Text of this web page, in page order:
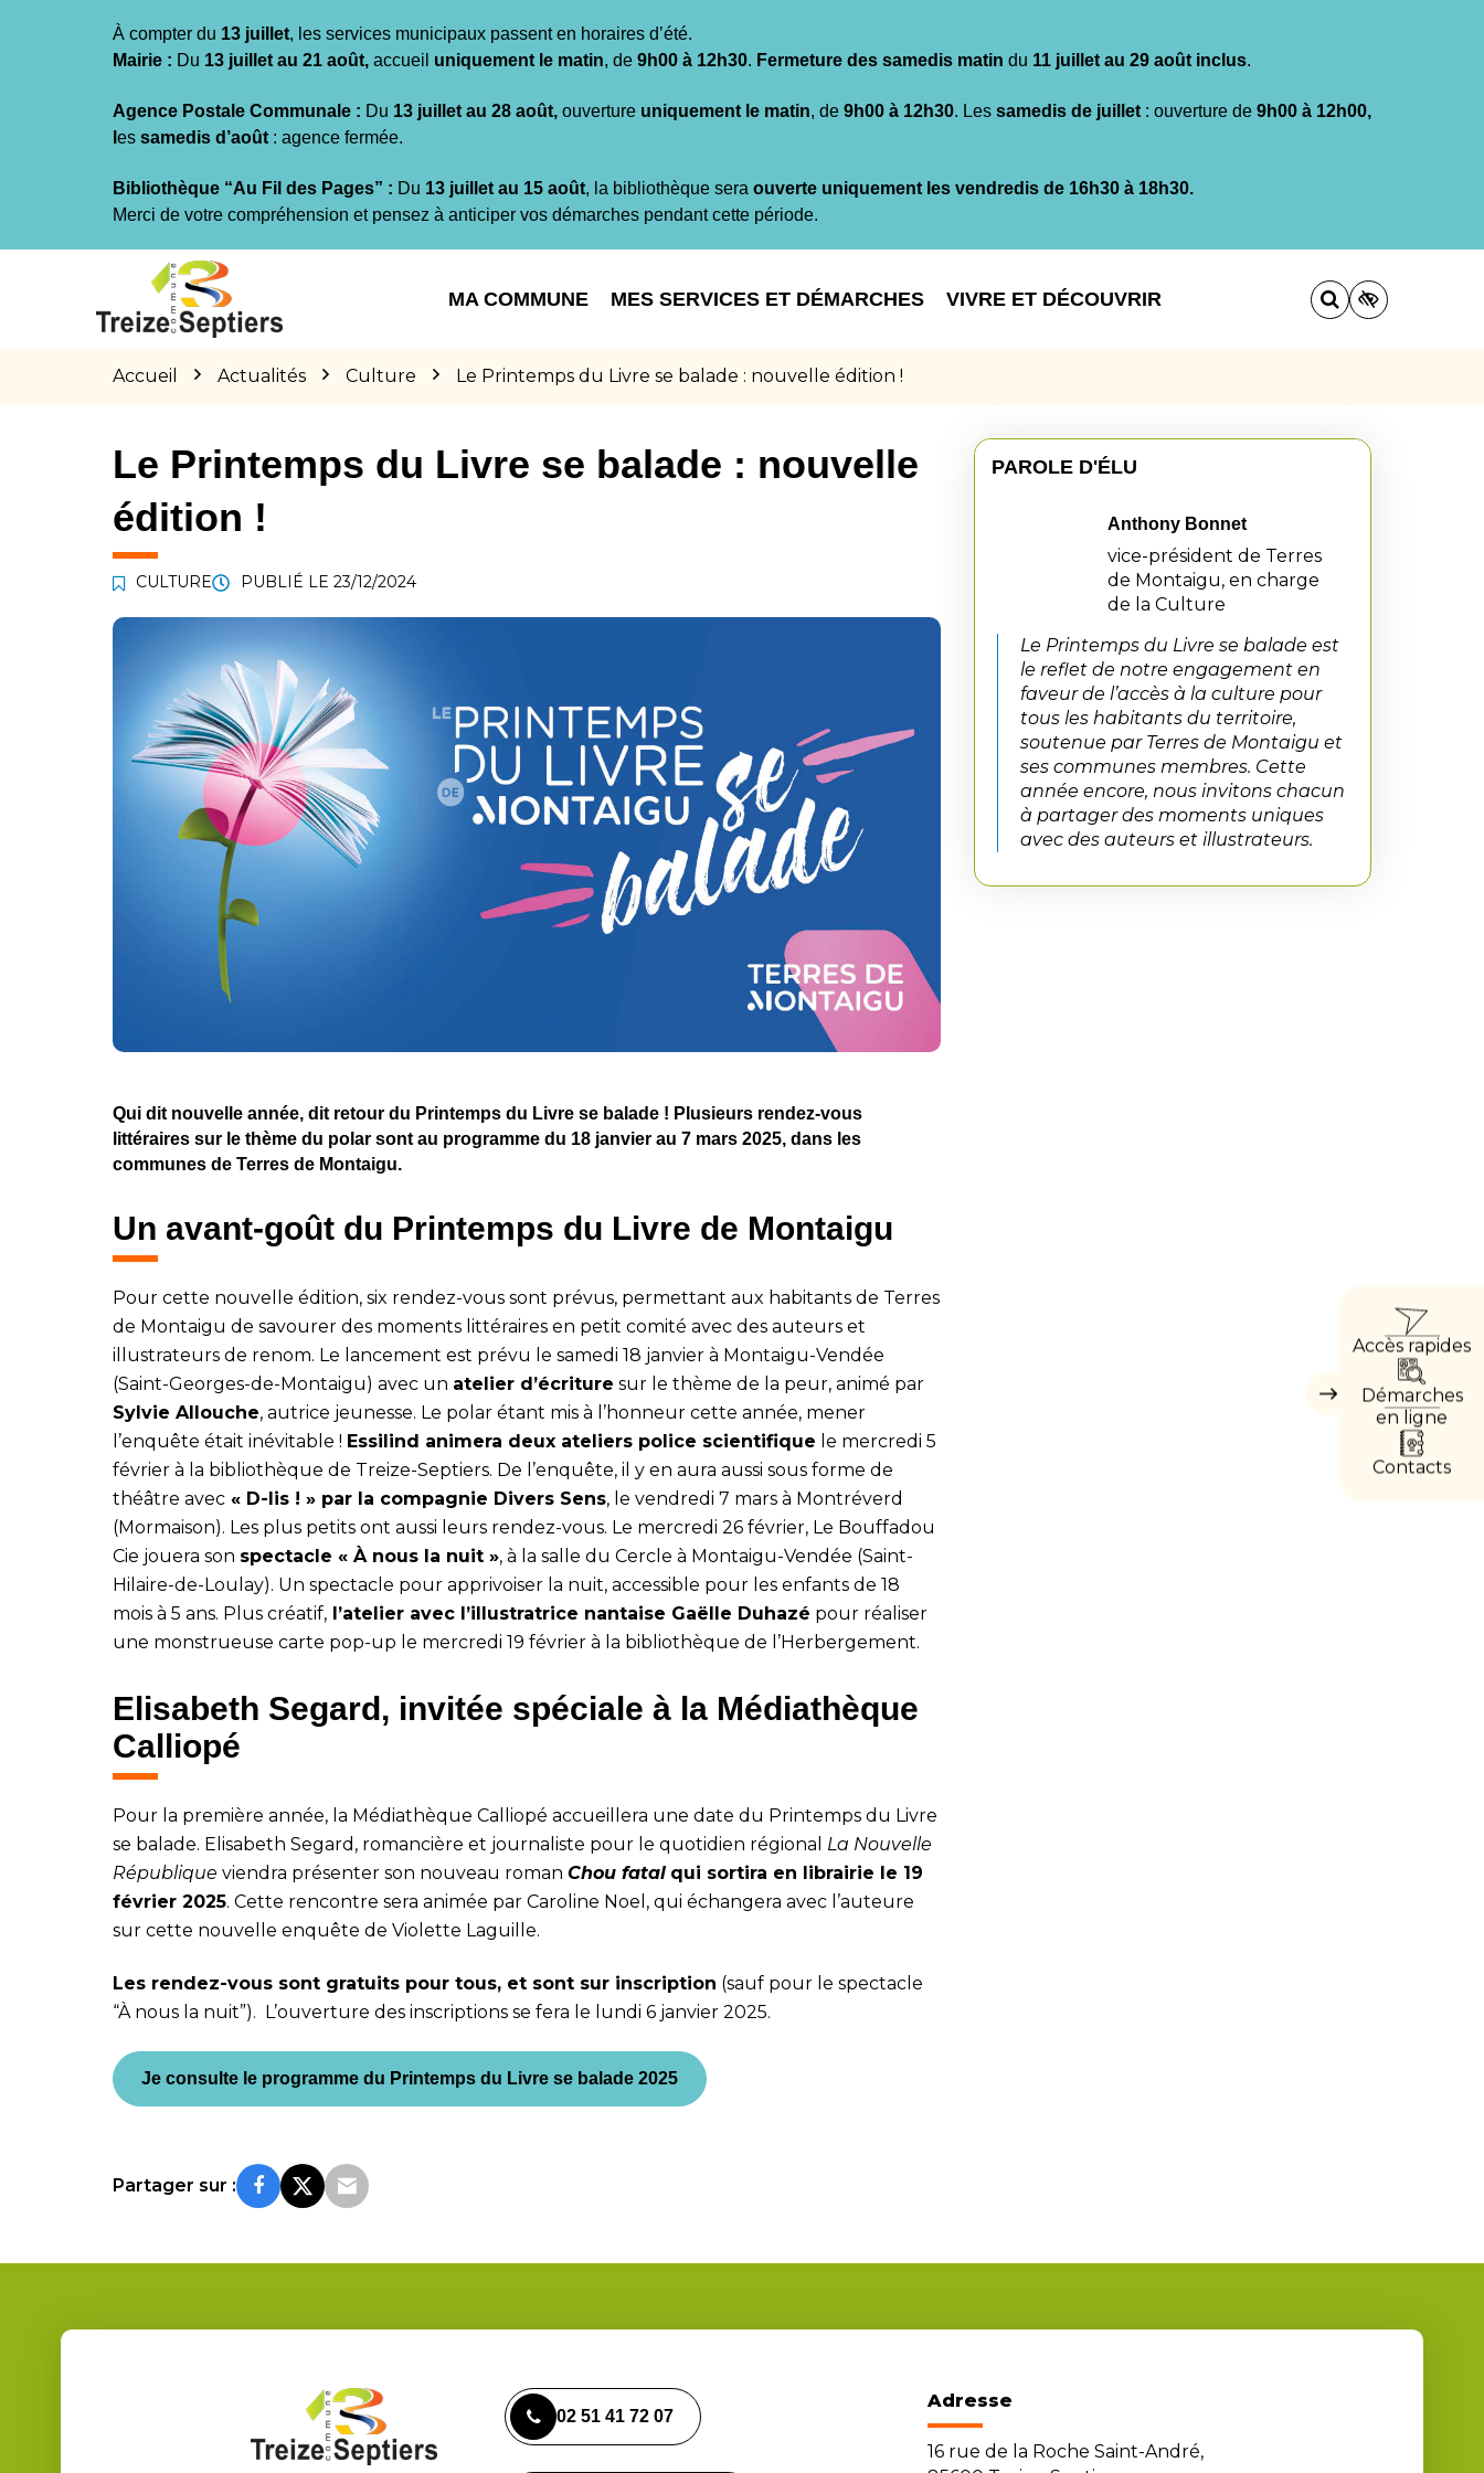
À compter du 13 juillet, les services municipaux passent en horaires d’été.
Mairie : Du 13 juillet au 21 août, accueil uniquement le matin, de 9h00 à 12h30. Fermeture des samedis matin du 11 juillet au 29 août inclus.
Agence Postale Communale : Du 13 juillet au 28 août, ouverture uniquement le matin, de 9h00 à 12h30. Les samedis de juillet : ouverture de 9h00 à 12h00,
es samedis d’août : agence fermée.
Bibliothèque “Au Fil des Pages” : Du 13 juillet au 15 août, la bibliothèque sera ouverte uniquement les vendredis de 16h30 à 18h30.
Merci de votre compréhension et pensez à anticiper vos démarches pendant cette période.
MA COMMUNE MES SERVICES ET DÉMARCHES VIVRE ET DÉCOUVRIR
Accueil Actualités Culture Le Printemps du Livre se balade : nouvelle édition !
Masquer
Accès rapides
Démarches
en ligne
Contacts
Le Printemps du Livre se balade : nouvelle
édition !
CULTURE PUBLIÉ LE 23/12/2024
Qui dit nouvelle année, dit retour du Printemps du Livre se balade ! Plusieurs rendez-vous
littéraires sur le thème du polar sont au programme du 18 janvier au 7 mars 2025, dans les
communes de Terres de Montaigu.
Un avant-goût du Printemps du Livre de Montaigu
Pour cette nouvelle édition, six rendez-vous sont prévus, permettant aux habitants de Terres
de Montaigu de savourer des moments littéraires en petit comité avec des auteurs et
illustrateurs de renom. Le lancement est prévu le samedi 18 janvier à Montaigu-Vendée
(Saint-Georges-de-Montaigu) avec un atelier d’écriture sur le thème de la peur, animé par
Sylvie Allouche, autrice jeunesse. Le polar étant mis à l’honneur cette année, mener
l’enquête était inévitable ! Essilind animera deux ateliers police scientifique le mercredi 5
février à la bibliothèque de Treize-Septiers. De l’enquête, il y en aura aussi sous forme de
théâtre avec « D-lis ! » par la compagnie Divers Sens, le vendredi 7 mars à Montréverd
(Mormaison). Les plus petits ont aussi leurs rendez-vous. Le mercredi 26 février, Le Bouffadou
Cie jouera son spectacle « À nous la nuit », à la salle du Cercle à Montaigu-Vendée (Saint-
Hilaire-de-Loulay). Un spectacle pour apprivoiser la nuit, accessible pour les enfants de 18
mois à 5 ans. Plus créatif, l’atelier avec l’illustratrice nantaise Gaëlle Duhazé pour réaliser
une monstrueuse carte pop-up le mercredi 19 février à la bibliothèque de l’Herbergement.
Elisabeth Segard, invitée spéciale à la Médiathèque
Calliopé
Pour la première année, la Médiathèque Calliopé accueillera une date du Printemps du Livre
se balade. Elisabeth Segard, romancière et journaliste pour le quotidien régional La Nouvelle
République viendra présenter son nouveau roman Chou fatal qui sortira en librairie le 19
février 2025. Cette rencontre sera animée par Caroline Noel, qui échangera avec l’auteure
sur cette nouvelle enquête de Violette Laguille.
Les rendez-vous sont gratuits pour tous, et sont sur inscription (sauf pour le spectacle
“À nous la nuit”). L’ouverture des inscriptions se fera le lundi 6 janvier 2025.
Je consulte le programme du Printemps du Livre se balade 2025
PAROLE D'ÉLU
Anthony Bonnet
vice-président de Terres
de Montaigu, en charge
de la Culture
Le Printemps du Livre se balade est
le reflet de notre engagement en
faveur de l’accès à la culture pour
tous les habitants du territoire,
soutenue par Terres de Montaigu et
ses communes membres. Cette
année encore, nous invitons chacun
à partager des moments uniques
avec des auteurs et illustrateurs.
Partager sur :
02 51 41 72 07
Adresse
16 rue de la Roche Saint-André,